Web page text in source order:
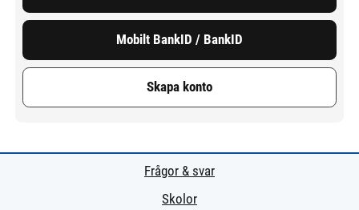
Mobilt BankID / BankID
Skapa konto
Frågor & svar
Skolor